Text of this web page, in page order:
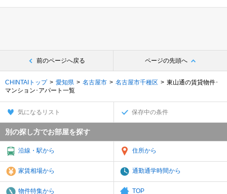
前のページへ戻る ページの先頭へ
CHINTAIトップ 愛知県 名古屋市 名古屋市千種区
東山通の賃貸物件･
マンション･アパート一覧
気になるリスト 保存中の条件
別の探し方でお部屋を探す
沿線・駅から 住所から
家賃相場から 通勤通学時間から
物件特集から TOP